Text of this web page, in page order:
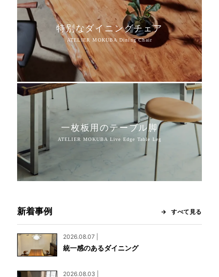
特別なダイニングチェア
一枚板用のテーブル脚
新着事例 すべて見る
2026.08.07 |
統一感のあるダイニング
2026.08.03 |